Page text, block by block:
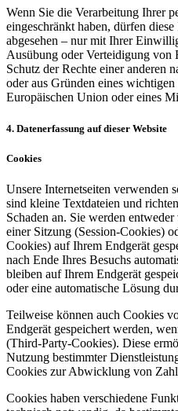
Wenn Sie die Verarbeitung Ihrer
eingeschränkt haben, dürfen
abgesehen – nur mit Ihrer
Ausübung oder Verteidigung von
Schutz der Rechte einer anderen
oder aus Gründen eines
Europäischen Union oder eines
4. Datenerfassung auf dieser Website
Cookies
Unsere Internetseiten verwenden
sind kleine Textdateien und
Schaden an. Sie werden
einer Sitzung (Session-Cookies)
Cookies) auf Ihrem Endgerät
nach Ende Ihres Besuchs
bleiben auf Ihrem Endgerät
oder eine automatische Lösung
Teilweise können auch Cookies
Endgerät gespeichert werden,
(Third-Party-Cookies). Diese
Nutzung bestimmter
Cookies zur Abwicklung von
Cookies haben verschiedene